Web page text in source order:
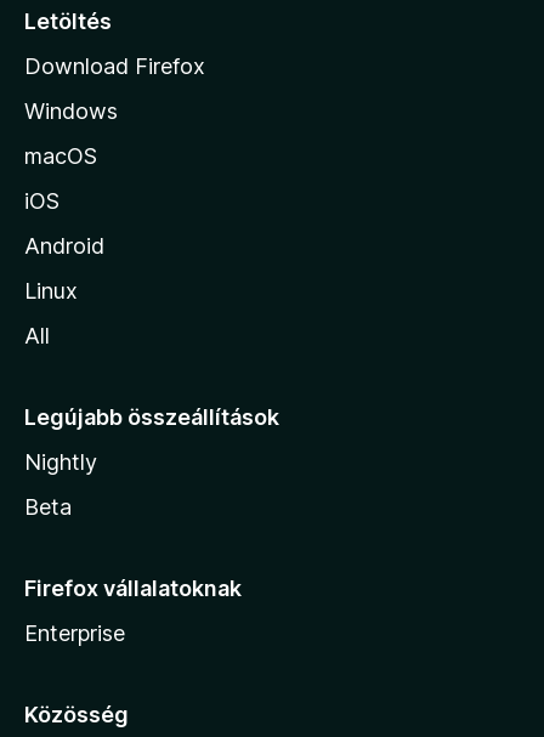
p
á
r
Letöltés
Download Firefox
Windows
macOS
iOS
Android
Linux
All
Legújabb összeállítások
Nightly
Beta
Firefox vállalatoknak
Enterprise
Közösség